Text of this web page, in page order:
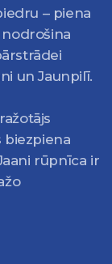
– piena
nodrošina
un Jaunpilī.
biezpiena
rūpnīca ir